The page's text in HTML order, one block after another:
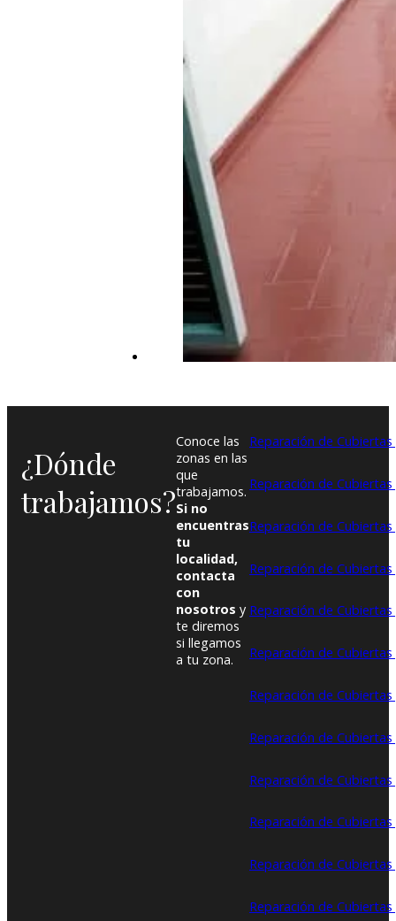
¿Dónde
trabajamos?
Conoce las
zonas en las
que
trabajamos.
Si no
encuentras
tu
localidad,
contacta
con
nosotros y
te diremos
si llegamos
a tu zona.
Reparación de
Reparación de
Reparación de
Reparación de
Reparación de
Reparación de
Reparación de
Reparación de
Reparación de
Reparación de
Reparación de
Reparación de